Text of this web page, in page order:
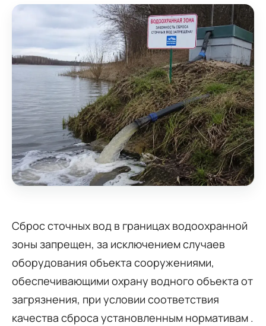
Сброс сточных вод в границах водоохранной
зоны запрещен, за исключением случаев
оборудования объекта сооружениями,
обеспечивающими охрану водного объекта от
загрязнения, при условии соответствия
качества сброса установленным нормативам .